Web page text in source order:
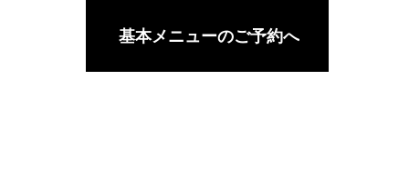
基本メニューのご予約へ